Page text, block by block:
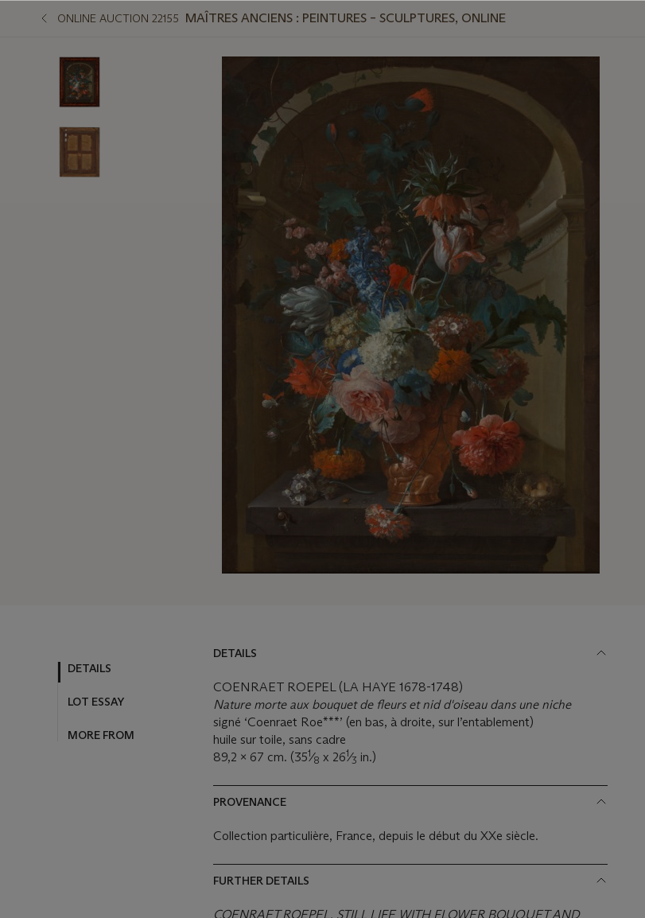
ONLINE AUCTION 22155 MAÎTRES ANCIENS : PEINTURES – SCULPTURES, ONLINE
DETAILS
LOT ESSAY
MORE FROM
DETAILS
COENRAET ROEPEL (LA HAYE 1678-1748)
Nature morte aux bouquet de fleurs et nid d'oiseau dans une niche
signé ‘Coenraet Roe***’ (en bas, à droite, sur l’entablement)
huile sur toile, sans cadre
89,2 x 67 cm. (351⁄8 x 261⁄3 in.)
PROVENANCE
Collection particulière, France, depuis le début du XXe siècle.
FURTHER DETAILS
COENRAET ROEPEL, STILL LIFE WITH FLOWER BOUQUET AND